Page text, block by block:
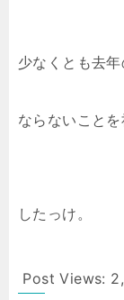
少なくとも去
ならないことを
したっけ。
Post Views: